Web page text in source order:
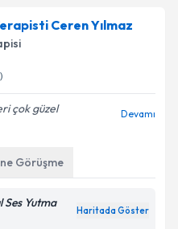
ilişkin
kabul ediyorum.
Gönder
Ceren Yılmaz
çok güzel
Devamı
Görüşme
Yutma
Haritada Göster